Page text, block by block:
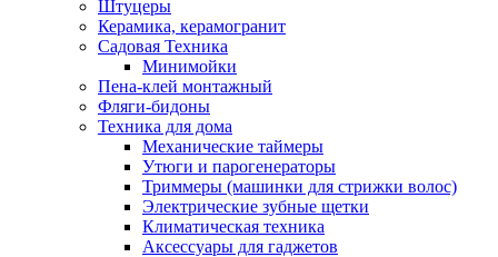
Штуцеры
Керамика, керамогранит
Садовая Техника
Минимойки
Пена-клей монтажный
Фляги-бидоны
Техника для дома
Механические таймеры
Утюги и парогенераторы
Триммеры (машинки для стрижки волос)
Электрические зубные щетки
Климатическая техника
Аксессуары для гаджетов